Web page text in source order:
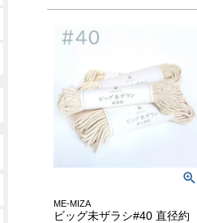
ME-MIZA
ビッグ未ザラシ#40 直径約